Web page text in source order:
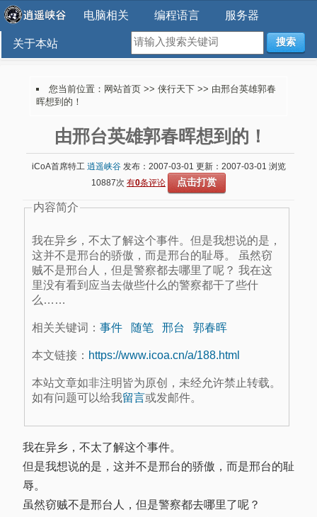
电脑相关 编程语言 服务器
关于本站 搜索
您当前位置： 网站首页 >> 侠行天下 >> 由邢台英雄郭春
晖想到的！
由邢台英雄郭春晖想到的！
iCoA首席特工 逍遥峡谷发布：2007-03-01 更新：2007-03-01 浏览
10887次 有0条评论 点击打赏
内容简介
我在异乡，不太了解这个事件。但是我想说的是，
这并不是邢台的骄傲，而是邢台的耻辱。 虽然窃
贼不是邢台人，但是警察都去哪里了呢？ 我在这
里没有看到应当去做些什么的警察都干了些什
么……
相关关键词： 事件 随笔 邢台 郭春晖
本文链接： https://www.icoa.cn/a/188.html
本站文章如非注明皆为原创，未经允许禁止转载。
如有问题可以给我留言或发邮件。
我在异乡，不太了解这个事件。
但是我想说的是，这并不是邢台的骄傲，而是邢台的耻
辱。
虽然窃贼不是邢台人，但是警察都去哪里了呢？